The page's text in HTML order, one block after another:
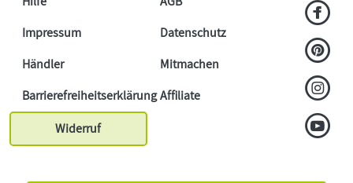
Impressum
Datenschutz
Händler
Mitmachen
BarrierefreiheitserklärungAffiliate
Widerruf